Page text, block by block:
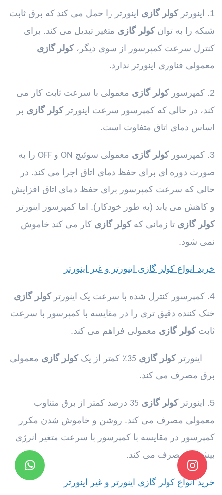
1. اینورتر کولر گازی اینورتر را حمل می کند که برق ثابت
شبکه را به توانکولر گازی متغیر تبدیل می کند. برای
کنترل سرعت کمپرسور از سوی دیگر،کولر گازی
معمولی فناوری اینورتر ندارد.
2. کمپرسور کولر گازی معمولی با سرعت ثابت کار می
کند، در حالی که کمپرسور سرعت اینورترکولر گازی بر
اساس دمای اتاق متفاوت است.
3. کمپرسور کولر گازی معمولی سوئیچ ON و OFF را به
صورت دوره ای برای حفظ دمای اتاق اجرا می کند. در
حالی که سرعت کمپرسور برای حفظ دمای اتاق افزایش
و کاهش می یابد (به طور خودکار). اما کمپرسور اینورتر
کولر گازی تا زمانی کهکولر گازی کار می کند خاموش
نمی شود.
خرید انواع کولر گازی اینورتر و غیر اینورتر
4. کمپرسور کنترل شده با سرعت یک اینورتر
کولر گازی
خنک کننده دقیق تری را در مقایسه با کمپرسور با سرعت
ثابتکولر گازی معمولی فراهم می کند.
اینورترکولر گازی 35٪ کمتر از یککولر گازی معمولی
برق مصرف می کند.
5. اینورتر کولر گازی 35 درصد کمتر از برق متناوب
معمولی مصرف می کند. روشن و خاموش شدن مکرر
کمپرسور در مقایسه با کمپرسور با سرعت متغیر انرژی
بیشتری مصرف می کند.
خرید انواع کولر گازی اینورتر و غیر اینورتر